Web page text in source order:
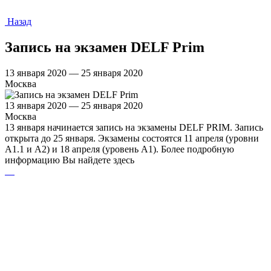
Назад
Запись на экзамен DELF Prim
13 января 2020 — 25 января 2020
Москва
13 января 2020 — 25 января 2020
Москва
13 января начинается запись на экзамены DELF PRIM. Запись
открыта до 25 января. Экзамены состоятся 11 апреля (уровни
A1.1 и А2) и 18 апреля (уровень А1). Более подробную
информацию Вы найдете здесь